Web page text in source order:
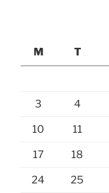
M
T
3 4
10 11
17 18
24 25